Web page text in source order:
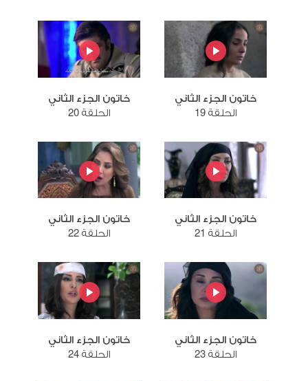
خاتون الجزء الثاني
الحلقة 19
خاتون الجزء الثاني
الحلقة 20
خاتون الجزء الثاني
الحلقة 21
خاتون الجزء الثاني
الحلقة 22
خاتون الجزء الثاني
الحلقة 23
خاتون الجزء الثاني
الحلقة 24